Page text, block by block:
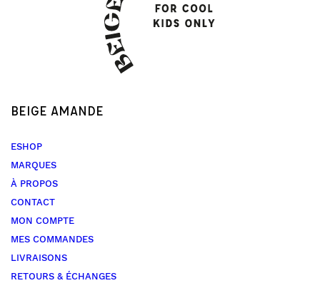
BEIGE AMANDE
ESHOP
MARQUES
À PROPOS
CONTACT
MON COMPTE
MES COMMANDES
LIVRAISONS
RETOURS & ÉCHANGES